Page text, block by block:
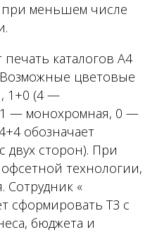
меньшем числе
каталогов А4
цветовые
1+0 (4 —
— монохромная, 0 —
обозначает
двух сторон). При
технологии,
«
сформировать ТЗ с
бюджета и